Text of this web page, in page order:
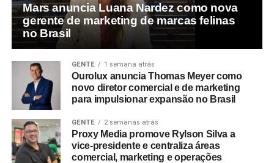
Mars anuncia Luana Nardez como nova
gerente de marketing de marcas felinas
no Brasil
GENTE 1 semana atrás
Ourolux anuncia Thomas Meyer como
novo diretor comercial e de marketing
para impulsionar expansão no Brasil
GENTE 2 semanas atrás
Proxy Media promove Rylson Silva a
vice-presidente e centraliza áreas
comercial, marketing e operações